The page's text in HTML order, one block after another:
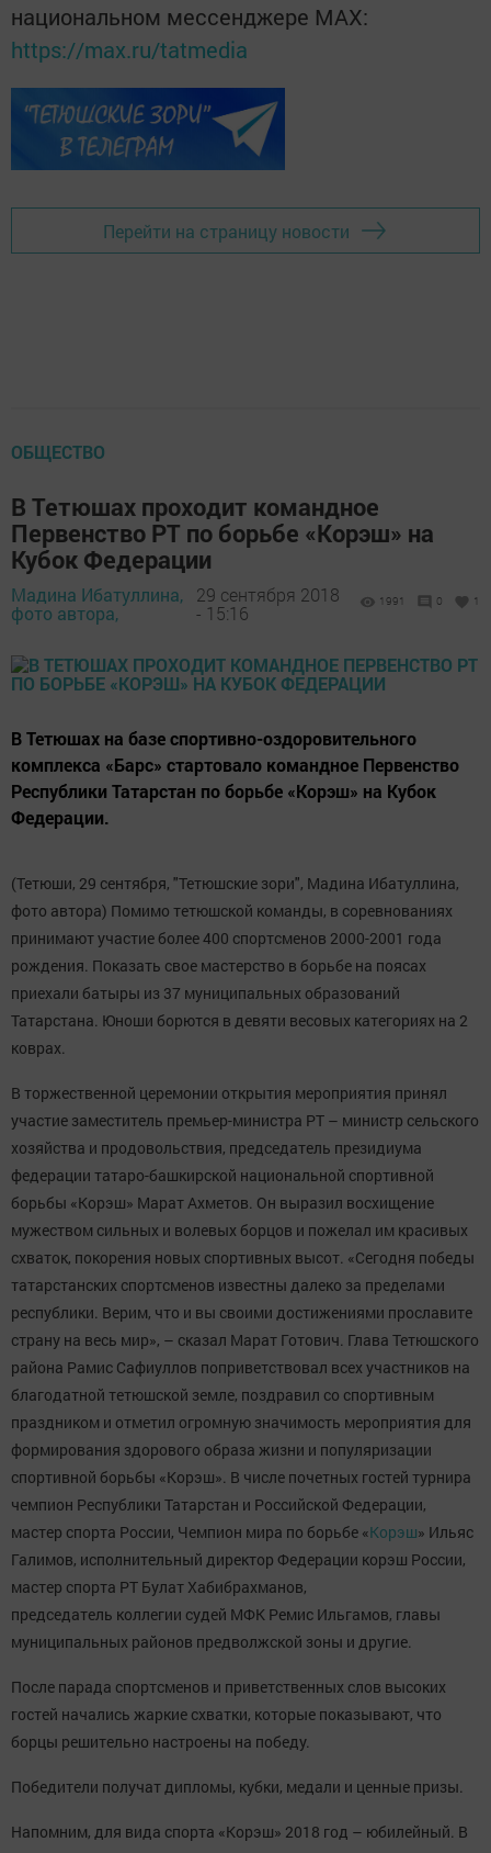
национальном мессенджере MАХ:
https://max.ru/tatmedia
Перейти на страницу новости
ОБЩЕСТВО
В Тетюшах проходит командное
Первенство РТ по борьбе «Корэш» на
Кубок Федерации
Мадина Ибатуллина,
фото автора,
29 сентября 2018
- 15:16
1991 0 1
В Тетюшах на базе спортивно-оздоровительного
комплекса «Барс» стартовало командное Первенство
Республики Татарстан по борьбе «Корэш» на Кубок
Федерации.
(Тетюши, 29 сентября, "Тетюшские зори", Мадина Ибатуллина,
фото автора) Помимо тетюшской команды, в соревнованиях
принимают участие более 400 спортсменов 2000-2001 года
рождения. Показать свое мастерство в борьбе на поясах
приехали батыры из 37 муниципальных образований
Татарстана. Юноши борются в девяти весовых категориях на 2
коврах.
В торжественной церемонии открытия мероприятия принял
участие заместитель премьер-министра РТ – министр сельского
хозяйства и продовольствия, председатель президиума
федерации татаро-башкирской национальной спортивной
борьбы «Корэш» Марат Ахметов. Он выразил восхищение
мужеством сильных и волевых борцов и пожелал им красивых
схваток, покорения новых спортивных высот. «Сегодня победы
татарстанских спортсменов известны далеко за пределами
республики. Верим, что и вы своими достижениями прославите
страну на весь мир», – сказал Марат Готович. Глава Тетюшского
района Рамис Сафиуллов поприветствовал всех участников на
благодатной тетюшской земле, поздравил со спортивным
праздником и отметил огромную значимость мероприятия для
формирования здорового образа жизни и популяризации
спортивной борьбы «Корэш». В числе почетных гостей турнира
чемпион Республики Татарстан и Российской Федерации,
мастер спорта России, Чемпион мира по борьбе «Корэш» Ильяс
Галимов, исполнительный директор Федерации корэш России,
мастер спорта РТ Булат Хабибрахманов,
председатель коллегии судей МФК Ремис Ильгамов, главы
муниципальных районов предволжской зоны и другие.
После парада спортсменов и приветственных слов высоких
гостей начались жаркие схватки, которые показывают, что
борцы решительно настроены на победу.
Победители получат дипломы, кубки, медали и ценные призы.
Напомним, для вида спорта «Корэш» 2018 год – юбилейный. В